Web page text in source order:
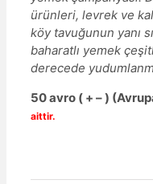
ürünleri, levrek ve
köy tavuğunun yanı
baharatlı yemek
derecede
50avro( + – )
aittir.